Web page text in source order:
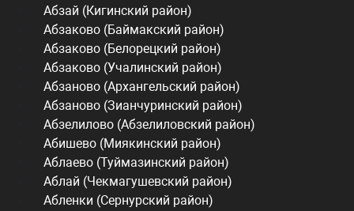
Абзай (Кигинский район)
Абзаково (Баймакский район)
Абзаково (Белорецкий район)
Абзаково (Учалинский район)
Абзаново (Архангельский район)
Абзаново (Зианчуринский район)
Абзелилово (Абзелиловский район)
Абишево (Миякинский район)
Аблаево (Туймазинский район)
Аблай (Чекмагушевский район)
Абленки (Сернурский район)